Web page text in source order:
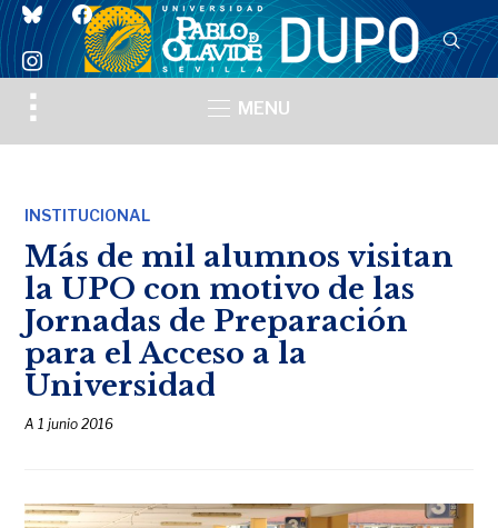
blueskyfacebook
instagram
Toggle
sidebar
MENU
INSTITUCIONAL
Más de mil alumnos visitan
la UPO con motivo de las
Jornadas de Preparación
para el Acceso a la
Universidad
A1 junio 2016